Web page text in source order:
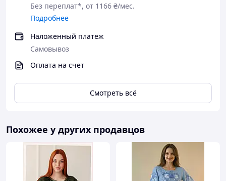
Якість
Індивідуальний дизайн
оновлюється
Також в нашому Інтернет-магазин
"Скарбниця Карпат"― Ви знайдете
найрізноманітніші вироби ручної роботи від
кращих майстрів "Карпатського
краю: вишиванки, скатертини, посуд, взуття, дари
Карпат, вироби з овчини та шкіри, вироби з
Без переплат*, от 1166 ₴/мес.
Подробнее
Наложенный платеж
Самовывоз
Оплата на счет
Смотреть всё
Похожее у других продавцов